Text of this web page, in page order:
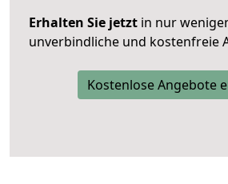
Erhalten Sie jetzt in nur
unverbindliche und kostenfreie
Kostenlose Angebote